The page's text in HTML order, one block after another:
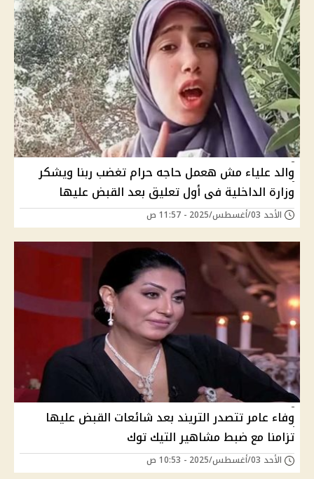
والد علياء مش هعمل حاجه حرام تغضب ربنا ويشكر
وزارة الداخلية فى أول تعليق بعد القبض عليها
الأحد 03/أغسطس/2025 - 11:57 ص
وفاء عامر تتصدر التريند بعد شائعات القبض عليها
تزامنا مع ضبط مشاهير التيك توك
الأحد 03/أغسطس/2025 - 10:53 ص